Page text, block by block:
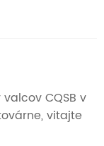
CQSB v
vitajte